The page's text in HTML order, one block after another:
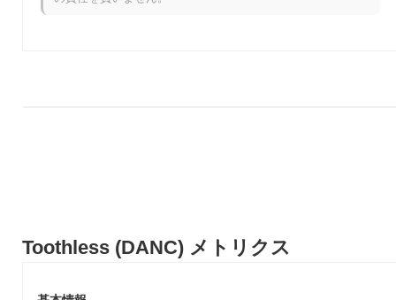
Toothless (DANC) メトリクス